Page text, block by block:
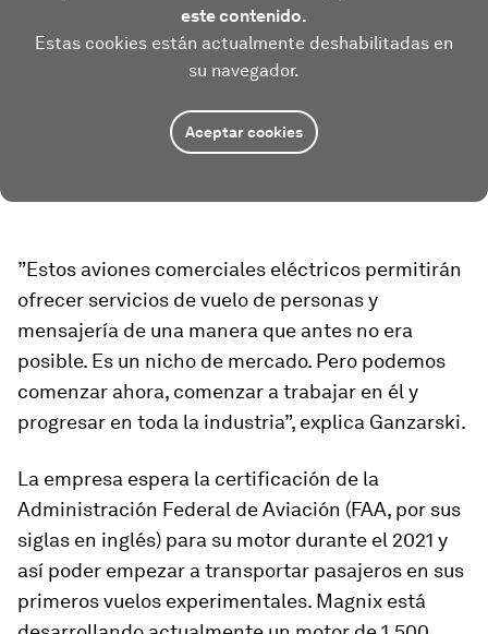
este contenido.
Estas cookies están actualmente deshabilitadas en
su navegador.
Aceptar cookies
”Estos aviones comerciales eléctricos permitirán
ofrecer servicios de vuelo de personas y
mensajería de una manera que antes no era
posible. Es un nicho de mercado. Pero podemos
comenzar ahora, comenzar a trabajar en él y
progresar en toda la industria”, explica Ganzarski.
La empresa espera la certificación de la
Administración Federal de Aviación (FAA, por sus
siglas en inglés) para su motor durante el 2021 y
así poder empezar a transportar pasajeros en sus
primeros vuelos experimentales. Magnix está